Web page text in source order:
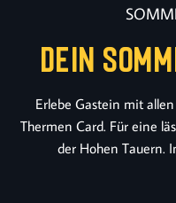
DEIN
Erlebe Gastein mit
Thermen Card. Für eine
der Hohen Tauern.